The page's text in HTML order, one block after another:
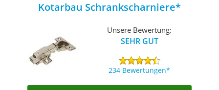
Kotarbau Schrankscharniere
Unsere Bewertung:
SEHR GUT
234 Bewertungen